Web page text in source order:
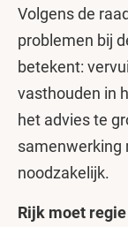
Volgens de
problemen bij
betekent:
vasthouden in
het advies te
samenwerking
noodzakelijk.
Rijk moet